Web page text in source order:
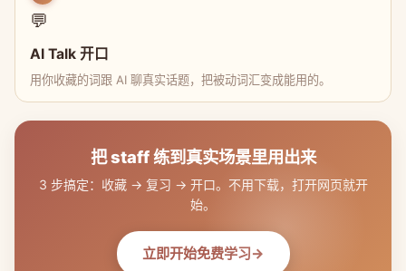
💬
AI Talk 开口
用你收藏的词跟 AI 聊真实话题，把被动词汇变成能用的。
把 staff 练到真实场景里用出来
3 步搞定：收藏 → 复习 → 开口。不用下载，打开网页就开
始。
立即开始免费学习